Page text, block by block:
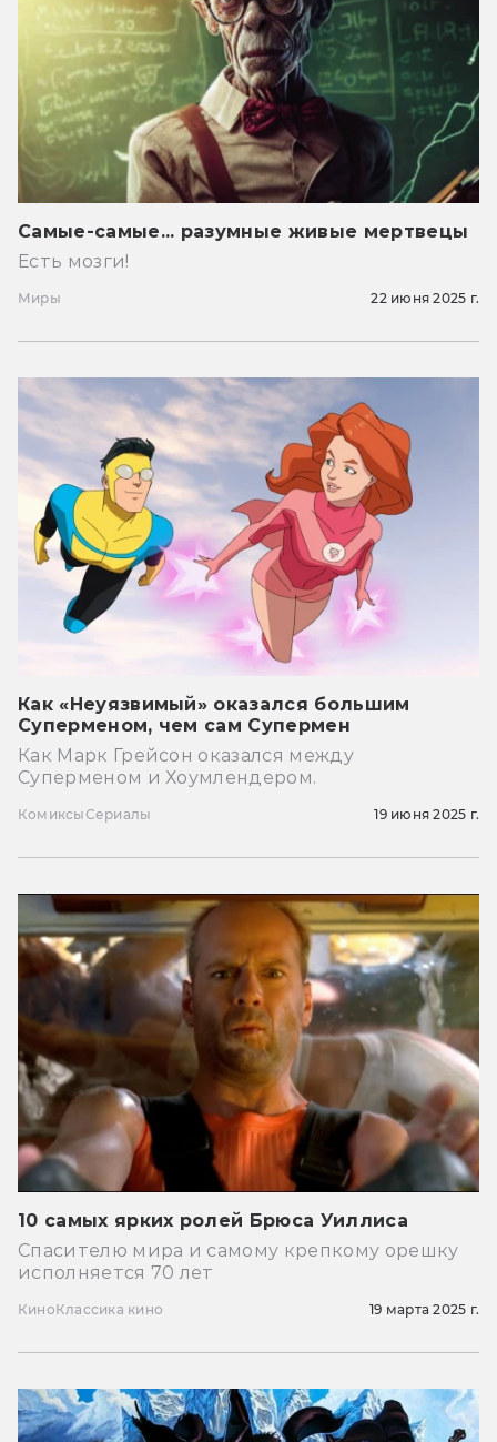
Самые-самые... разумные живые мертвецы
Есть мозги!
Миры 22 июня 2025 г.
Как «Неуязвимый» оказался большим
Суперменом, чем сам Супермен
Как Марк Грейсон оказался между
Суперменом и Хоумлендером.
КомиксыСериалы 19 июня 2025 г.
10 самых ярких ролей Брюса Уиллиса
Спасителю мира и самому крепкому орешку
исполняется 70 лет
КиноКлассика кино 19 марта 2025 г.